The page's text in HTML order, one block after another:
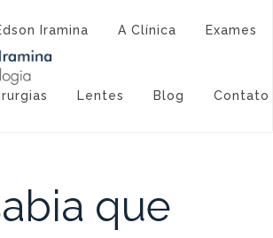
Iramina A Clínica Exames
Lentes Blog Contato
diabetes
que